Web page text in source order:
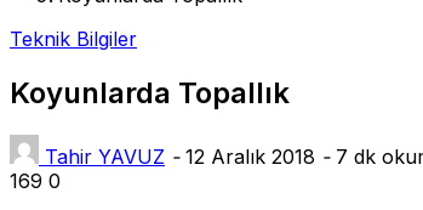
Teknik Bilgiler
Koyunlarda Topallık
Tahir YAVUZ - 12 Aralık 2018 -7 dk
169 0